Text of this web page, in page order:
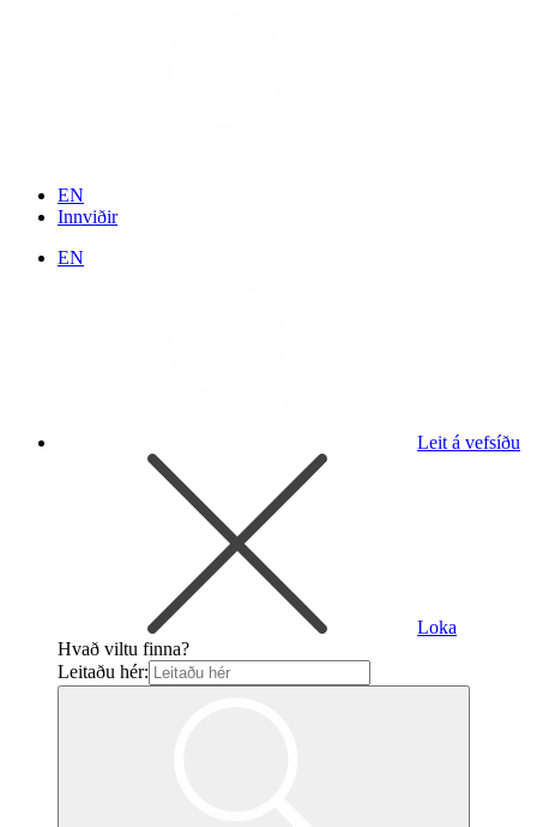
EN
Innviðir
EN
Leit á vefsíðu
Loka
Hvað viltu finna?
Leitaðu hér: